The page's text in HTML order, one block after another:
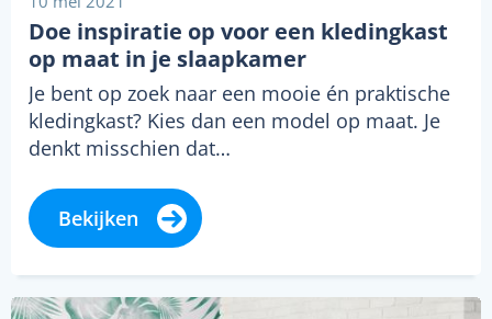
Doe inspiratie op voor een kledingkast
op maat in je slaapkamer
Je bent op zoek naar een mooie én praktische
kledingkast? Kies dan een model op maat. Je
denkt misschien dat…
Bekijken